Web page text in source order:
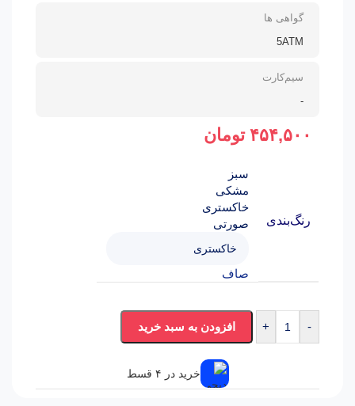
گواهی ها
5ATM
سیم‌کارت
-
۴۵۴,۵۰۰ تومان
رنگ‌بندی
سبز
مشکی
خاکستری
صورتی
صاف
-
+ افزودن به سبد خرید
خرید در ۴ قسط